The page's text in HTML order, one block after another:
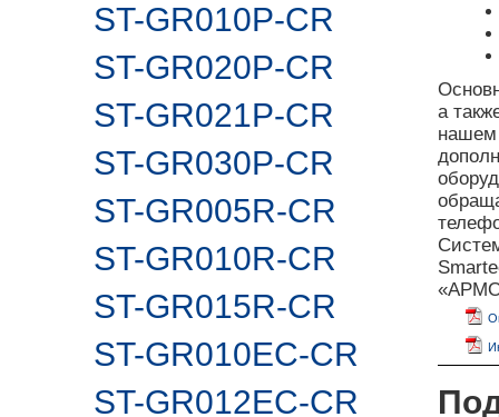
ST-GR010P-CR
ST-GR020P-CR
ST-GR021P-CR
ST-GR030P-CR
ST-GR005R-CR
ST-GR010R-CR
ST-GR015R-CR
ST-GR010EC-CR
ST-GR012EC-CR
а